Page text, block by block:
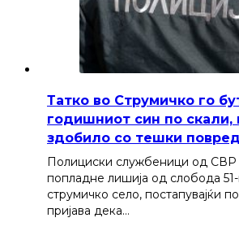
Татко во Струмичко го
годишниот син по скали,
здобило со тешки
Полициски службеници од СВР
попладне лишија од слобода
струмичко село, постапувајќи
пријава дека…